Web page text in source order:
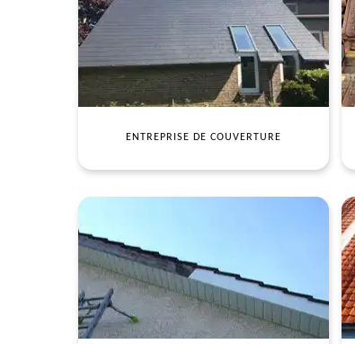
ENTREPRISE DE COUVERTURE